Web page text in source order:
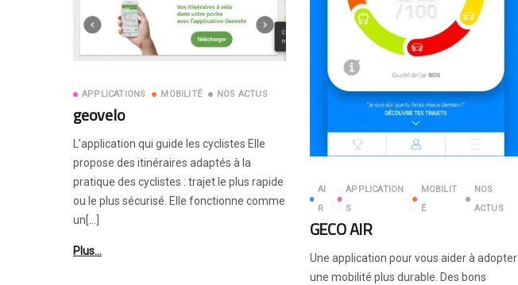
APPLICATIONS MOBILITÉ NOS ACTUS
geovelo
L’application qui guide les cyclistes Elle
propose des itinéraires adaptés à la
pratique des cyclistes : trajet le plus rapide
ou le plus sécurisé. Elle fonctionne comme
un[…]
Plus…
AI
R
APPLICATION
S
MOBILIT
É
NOS
ACTUS
GECO AIR
Une application pour vous aider à adopter
une mobilité plus durable. Des bons